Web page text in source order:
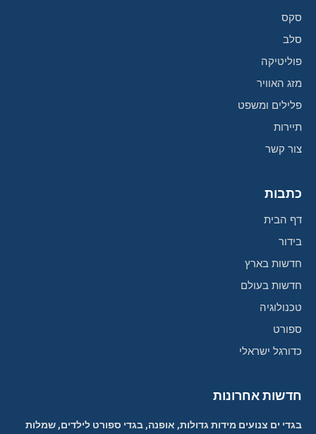
סקס
סלב
פוליטיקה
מזג האוויר
פלילים ומשפט
תיירות
צור קשר
כתבות
דף הבית
בידור
חדשות בארץ
חדשות בעולם
טכנולוגיה
ספורט
כדורגל ישראלי
חדשות אחרונות
בגדי ים צנועים מידות גדולות, אופנה, בגדי ספורט לילדים, שמלות